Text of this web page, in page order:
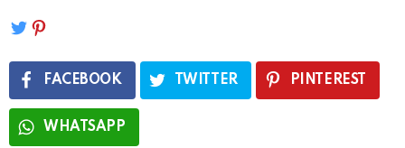
FACEBOOK TWITTER PINTEREST
WHATSAPP